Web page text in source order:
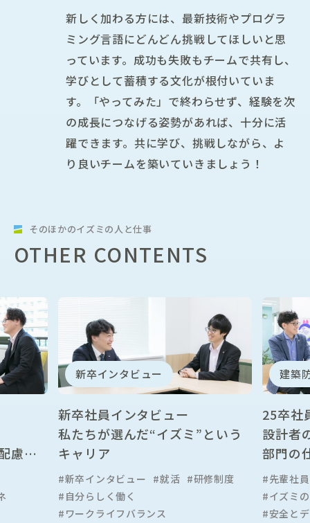
新しく加わる方には、最新技術やプログラ
ミング言語にどんどん挑戦してほしいと思
っています。成功も失敗もチームで共有し、
学びとして蓄積する文化が根付いていま
す。「やってみた」で終わらせず、経験を次
の成長につなげる姿勢があれば、十分に活
躍できます。共に学び、挑戦しながら、よ
り良いチームを築いていきましょう！
そのほかのイズミの人と仕事
OTHER CONTENTS
慮型
新卒インタビュー
新卒社員インタビュー
私たちが選んだ“イズミ”という
キャリア
新卒インタビュー 就活
研修制度
自分らしく働く
ワークライフバランス
建築
25卒社
設計者
部門の
先輩社
イズミ
安全と